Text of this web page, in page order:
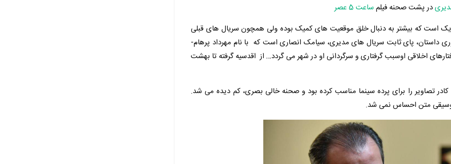
در پشت صحنه فیلم ساعت 5 عصر
است که بیشتر به دنبال خلق موقعیت های کمیک بوده ولی همچون سریال های قبلی
پای ثابت سریال های مدیری، سیامک انصاری است که با نام مهرداد پرهام-
اخلاقی اوسبب گرفتاری و سرگردانی او در شهر می گردد… از اقدسیه گرفته تا بهشت
تصاویر را برای پرده سینما مناسب کرده بود و صحنه خالی بصری، کم دیده می شد.
متن احساس نمی شد.